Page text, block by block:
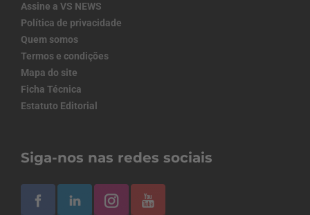
Assine a VS NEWS
Política de privacidade
Quem somos
Termos e condições
Mapa do site
Ficha Técnica
Estatuto Editorial
Siga-nos nas redes sociais